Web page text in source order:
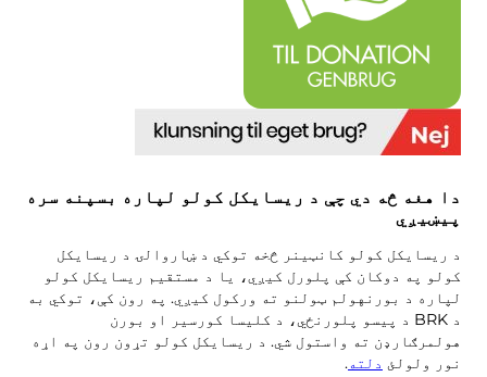
د BRK د ځمکې مقرراتو سره اړیکه
د ضایعاتو مقررات
موږ سره اړیکه ونیسئ
خالي ځایونه
د BOFA شرکت
دا هغه څه دي چې د ریسایکل کولو لپاره بسپنه سره
پیښیږي
د ریسایکل کولو کانټینر څخه توکي د ښاروالۍ د ریسایکل
کولو په دوکان کې پلورل کیږي، یا د مستقیم ریسایکل کولو
لپاره د بورنهولم ټولنو ته ورکول کیږي. په رون کې، توکي به
د BRK د پیسو پلورنځي، د کلیسا کورسیر او بورن
هولمرګارډن ته واستول شي. د ریسایکل کولو تړون رون په اړه
نور ولولئ دلته.